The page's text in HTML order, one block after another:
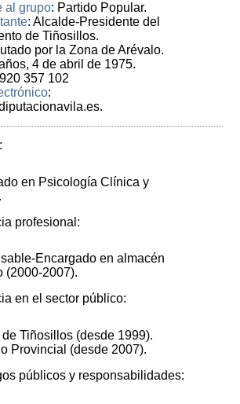
al grupo: Partido Popular.
: Alcalde-Presidente del
de Tiñosillos.
por la Zona de Arévalo.
4 de abril de 1975.
357 102
:
en Psicología Clínica y
profesional:
Encargado en almacén
(2000-2007).
en el sector público:
Tiñosillos (desde 1999).
Provincial (desde 2007).
públicos y responsabilidades: